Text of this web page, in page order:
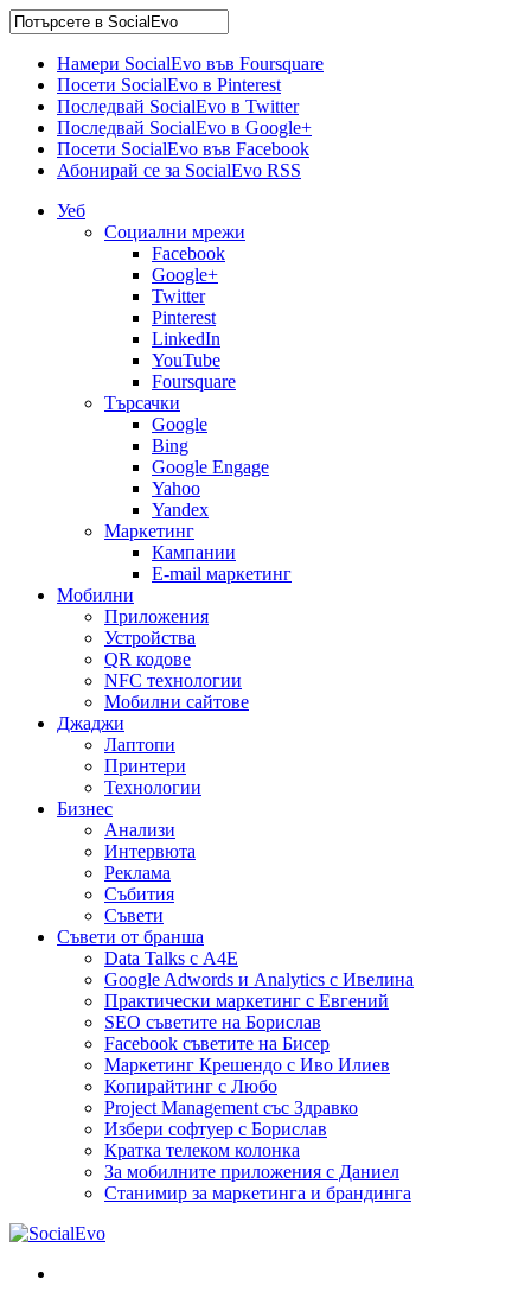
Намери SocialEvo във Foursquare
Посети SocialEvo в Pinterest
Последвай SocialEvo в Twitter
Последвай SocialEvo в Google+
Посети SocialEvo във Facebook
Абонирай се за SocialEvo RSS
Уеб
Социални мрежи
Facebook
Google+
Twitter
Pinterest
LinkedIn
YouTube
Foursquare
Търсачки
Google
Bing
Google Engage
Yahoo
Yandex
Маркетинг
Кампании
E-mail маркетинг
Мобилни
Приложения
Устройства
QR кодове
NFC технологии
Мобилни сайтове
Джаджи
Лаптопи
Принтери
Технологии
Бизнес
Анализи
Интервюта
Реклама
Събития
Съвети
Съвети от бранша
Data Talks с А4Е
Google Adwords и Analytics с Ивелина
Практически маркетинг с Евгений
SEO съветите на Борислав
Facebook съветите на Бисер
Маркетинг Крешендо с Иво Илиев
Копирайтинг с Любо
Project Management със Здравко
Избери софтуер с Борислав
Кратка телеком колонка
За мобилните приложения с Даниел
Станимир за маркетинга и брандинга